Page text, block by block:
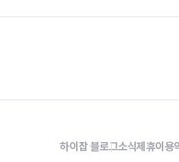
하이잡 블로그소식제휴이용